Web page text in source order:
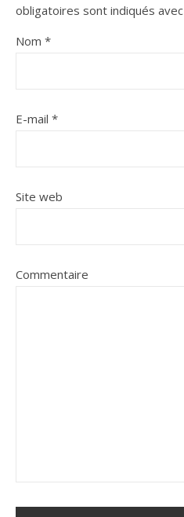
obligatoires sont indiqués avec
Nom *
E-mail *
Site web
Commentaire